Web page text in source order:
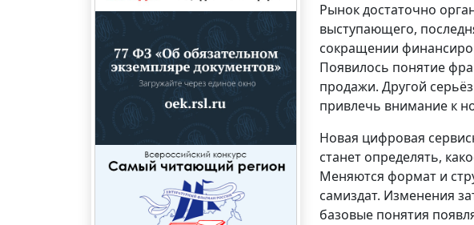
Рынок достаточно
выступающего,
сокращении
Появилось понятие
продажи. Другой
привлечь внимание к
Новая цифровая
станет определять,
Меняются формат и
самиздат. Изменения
базовые понятия